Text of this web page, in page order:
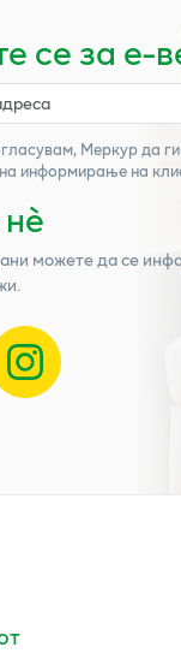
се за е-
Меркурда
информирање на
можете да се